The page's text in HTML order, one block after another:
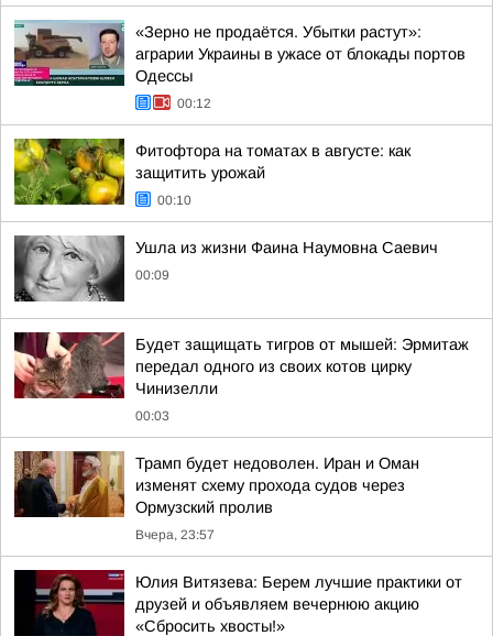
«Зерно не продаётся. Убытки растут»:
аграрии Украины в ужасе от блокады портов
Одессы
00:12
Фитофтора на томатах в августе: как
защитить урожай
00:10
Ушла из жизни Фаина Наумовна Саевич
00:09
Будет защищать тигров от мышей: Эрмитаж
передал одного из своих котов цирку
Чинизелли
00:03
Трамп будет недоволен. Иран и Оман
изменят схему прохода судов через
Ормузский пролив
Вчера, 23:57
Юлия Витязева: Берем лучшие практики от
друзей и объявляем вечернюю акцию
«Сбросить хвосты!»